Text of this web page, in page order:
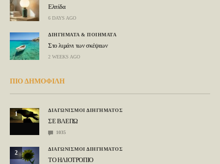
Ελπίδα
6 DAYS AGO
ΔΙΗΓΗΜΑΤΑ & ΠΟΙΗΜΑΤΑ
Στο λιμάνι των σκέψεων
2 WEEKS AGO
ΠΙΟ ΔΗΜΟΦΙΛΗ
1
ΔΙΑΓΩΝΙΣΜΟΙ ΔΙΗΓΗΜΑΤΟΣ
ΣΕ ΒΛΕΠΩ
1035
2
ΔΙΑΓΩΝΙΣΜΟΙ ΔΙΗΓΗΜΑΤΟΣ
ΤΟ ΗΛΙΟΤΡΟΠΙΟ